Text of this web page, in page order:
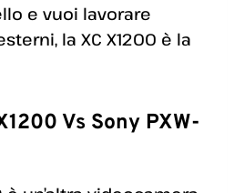
e vuoi lavorare
la XC X1200 è la
Vs Sony PXW-